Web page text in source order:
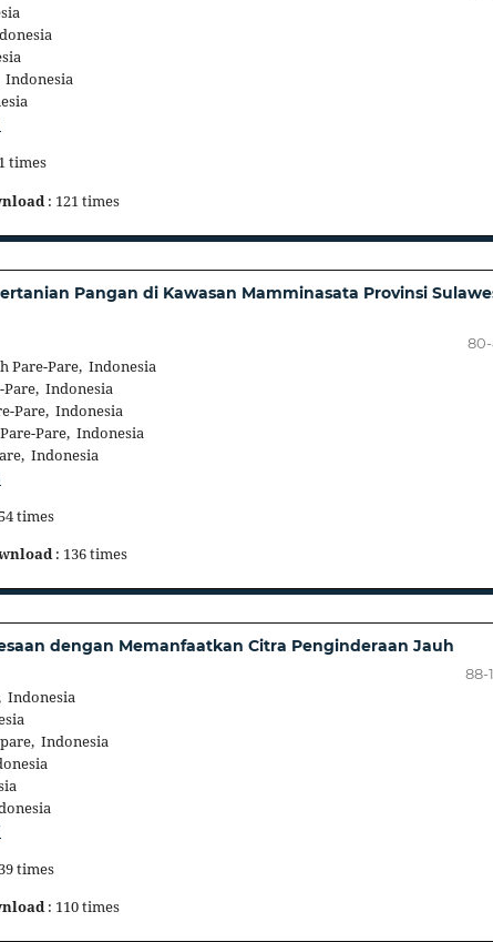
Indonesia
times
: 121 times
Pangan di Kawasan Mamminasata Provinsi
Pare-Pare, Indonesia
Indonesia
Pare, Indonesia
Pare, Indonesia
Indonesia
times
: 136 times
dengan Memanfaatkan Citra Penginderaan Jauh
Indonesia
Indonesia
88-
times
: 110 times